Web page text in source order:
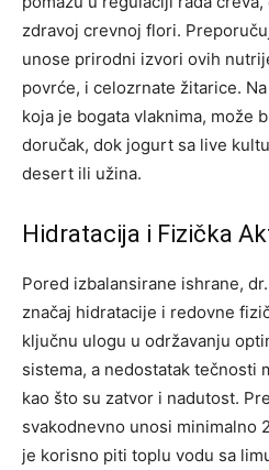
zdravoj crevnoj flori.
unose prirodni izvori ovih
povrće, i celozrnate žitarice.
koja je bogata vlaknima, može
doručak, dok jogurt sa live
desert ili užina.
Hidratacija i Fizička
Pored izbalansirane ishrane,
značaj hidratacije i redovne
ključnu ulogu u održavanju
sistema, a nedostatak tečnosti
kao što su zatvor i nadutost.
svakodnevno unosi minimalno
je korisno piti toplu vodu sa